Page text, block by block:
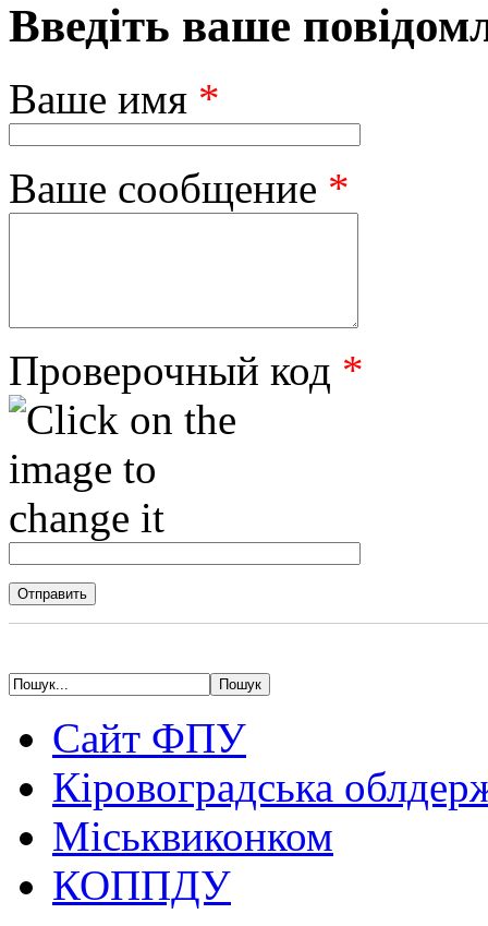
Введіть ваше
Ваше имя *
Ваше сообщение *
Проверочный код *
Сайт ФПУ
Кіровоградська
Міськвиконком
КОППДУ